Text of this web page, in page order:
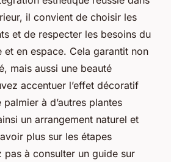
il convient de choisir les
et de respecter les besoins du
et en espace. Cela garantit non
mais aussi une beauté
accentuer l’effet décoratif
à d’autres plantes
un arrangement naturel et
plus sur les étapes
pas à consulter un guide sur